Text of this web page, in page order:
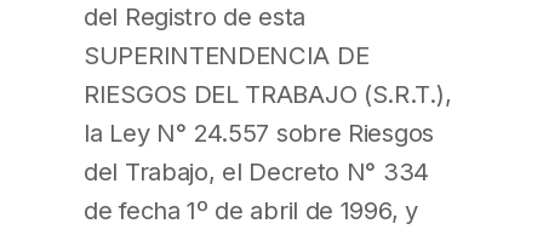
del Registro de esta
SUPERINTENDENCIA DE
RIESGOS DEL TRABAJO (S.R.T.),
la Ley N° 24.557 sobre Riesgos
del Trabajo, el Decreto N° 334
de fecha 1º de abril de 1996, y